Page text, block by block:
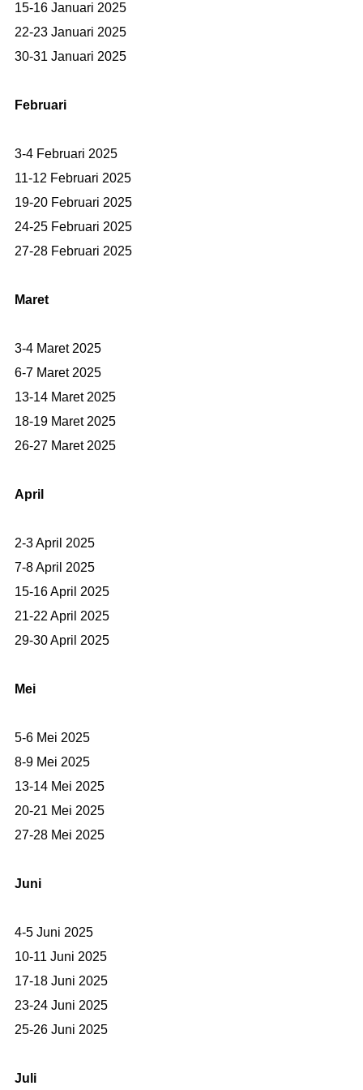
15-16 Januari 2025
22-23 Januari 2025
30-31 Januari 2025
Februari
3-4 Februari 2025
11-12 Februari 2025
19-20 Februari 2025
24-25 Februari 2025
27-28 Februari 2025
Maret
3-4 Maret 2025
6-7 Maret 2025
13-14 Maret 2025
18-19 Maret 2025
26-27 Maret 2025
April
2-3 April 2025
7-8 April 2025
15-16 April 2025
21-22 April 2025
29-30 April 2025
Mei
5-6 Mei 2025
8-9 Mei 2025
13-14 Mei 2025
20-21 Mei 2025
27-28 Mei 2025
Juni
4-5 Juni 2025
10-11 Juni 2025
17-18 Juni 2025
23-24 Juni 2025
25-26 Juni 2025
Juli